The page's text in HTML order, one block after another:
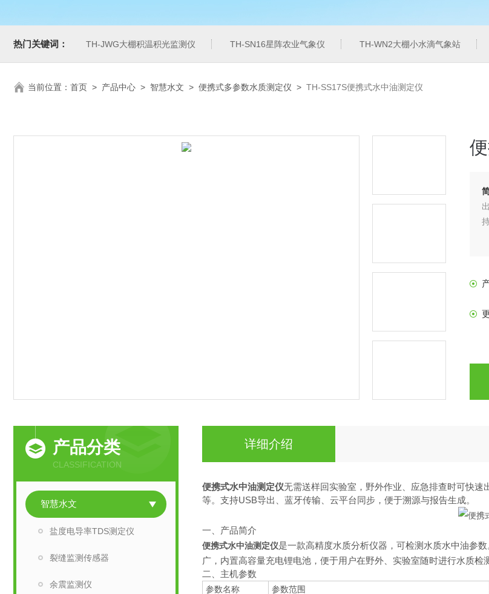
热门关键词： TH-JWG大棚积温积光监测仪 TH-SN16星阵农业气象仪 TH-WN2大棚小水滴气象站
当前位置： 首页 > 产品中心 > 智慧水文 > 便携式多参数水质测定仪 > TH-SS17S便携式水中油测定仪
产品分类
CLASSIFICATION
智慧水文
盐度电导率TDS测定仪
裂缝监测传感器
余震监测仪
详细介绍
便携式水中油测定仪无需送样回实验室，野外作业、应急排查时可快
等。支持USB导出、蓝牙传输、云平台同步，便于溯源与报告生成。
一、产品简介
便携式水中油测定仪是一款高精度水质分析仪器，可检测水质水中油参
广，内置高容量充电锂电池，便于用户在野外、实验室随时进行水质检
二、主机参数
参数名称
参数范围